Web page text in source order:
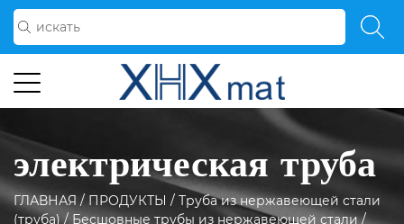
электрическая труба
ГЛАВНАЯ/ ПРОДУКТЫ / Труба из нержавеющей стали
(труба)/ Бесшовные трубы из нержавеющей стали/